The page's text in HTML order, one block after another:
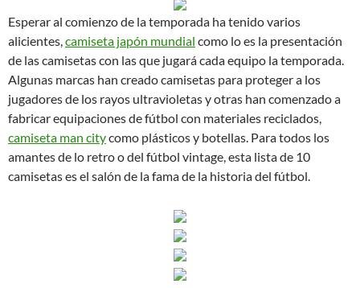
Esperar al comienzo de la temporada ha tenido varios
alicientes,camiseta japón mundial como lo es la presentación
de las camisetas con las que jugará cada equipo la temporada.
Algunas marcas han creado camisetas para proteger a los
jugadores de los rayos ultravioletas y otras han comenzado a
fabricar equipaciones de fútbol con materiales reciclados,
camiseta man citycomo plásticos y botellas. Para todos los
amantes de lo retro o del fútbol vintage, esta lista de 10
camisetas es el salón de la fama de la historia del fútbol.